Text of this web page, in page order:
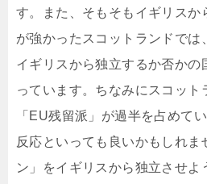
す。また、そもそもイギリスか
が強かったスコットランドでは
イギリスから独立するか否かの
っています。ちなみにスコット
「EU残留派」が過半を占めて
反応といっても良いかもしれま
ン」をイギリスから独立させよ